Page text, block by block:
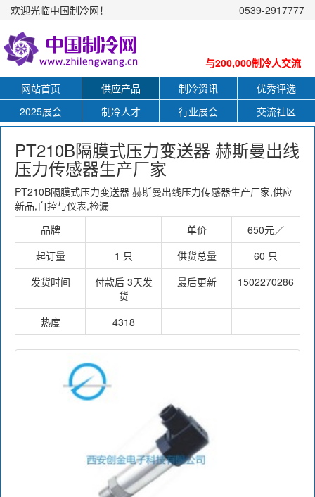
欢迎光临中国制冷网！ 0539-2917777
与200,000制冷人交流
网站首页
供应产品 制冷资讯
优秀评选
2025展会
制冷人才 行业展会 交流社区
PT210B隔膜式压力变送器 赫斯曼出线
压力传感器生产厂家
PT210B隔膜式压力变送器 赫斯曼出线压力传感器生产厂家,供应
新品,自控与仪表,检漏
品牌
单价
650元／
起订量
1 只 供货总量
60 只
发货时间
付款后 3天发
货
最后更新 1502270286
热度 4318